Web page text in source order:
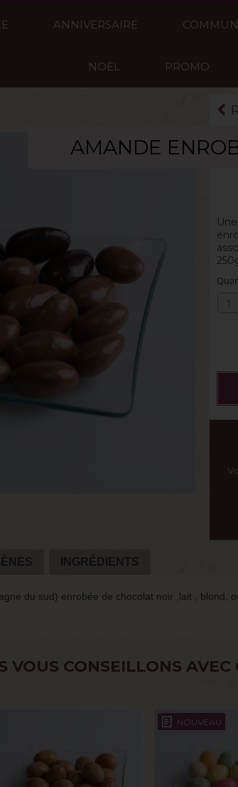
ANNIVERSAIRE
NOËL PROMO
AMANDE
INGRÉDIENTS
du sud) enrobée de chocolat noir ,lait , blond,
VOUS CONSEILLONS AVEC
NOUVEAU